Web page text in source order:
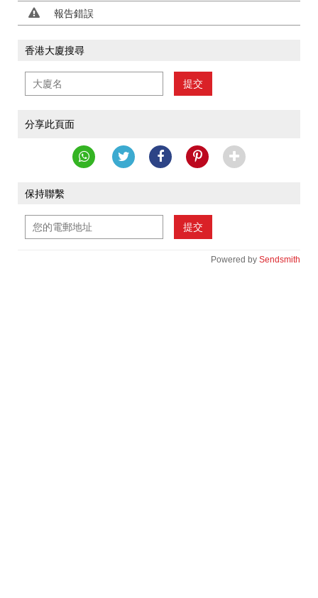
報告錯誤
香港大廈搜尋
提交
分享此頁面
保持聯繫
提交
Powered by Sendsmith